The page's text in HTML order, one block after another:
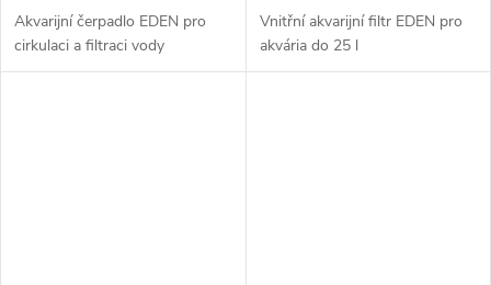
Akvarijní čerpadlo EDEN pro
cirkulaci a filtraci vody
Vnitřní akvarijní filtr EDEN pro
akvária do 25 l